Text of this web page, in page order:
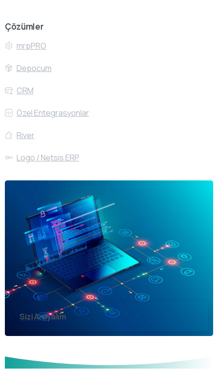
Çözümler
mrpPRO
Depocum
CRM
Özel Entegrasyonlar
River
Logo / Netsis ERP
Sizi Arayalım